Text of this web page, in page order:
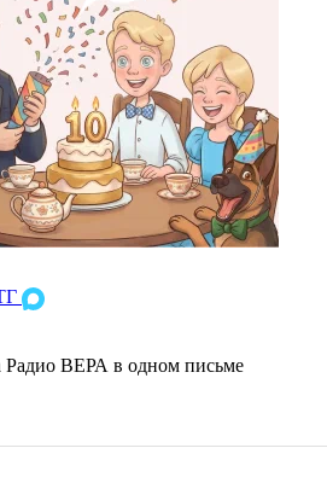
Радио ВЕРА в одном письме